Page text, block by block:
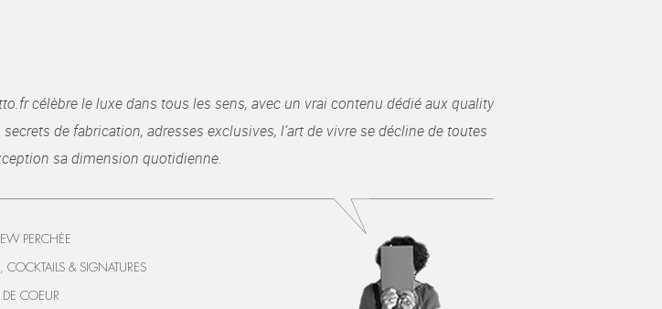
célèbre le luxe dans tous les sens, avec un vrai contenu dédié aux quality
de fabrication, adresses exclusives, l’art de vivre se décline de toutes
sa dimension quotidienne.
PERCHÉE
COCKTAILS & SIGNATURES
COEUR